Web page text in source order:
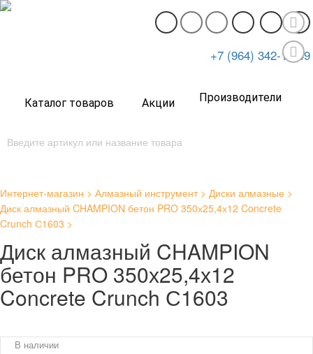
+7 (964) 342-14-49
Каталог товаров Акции Производители
Интернет-магазин Алмазный инструмент
Диски алмазные
Диск алмазный CHAMPION бетон PRO 350х25,4х12 Concrete
Crunch С1603
Диск алмазный CHAMPION
бетон PRO 350х25,4х12
Concrete Crunch С1603
В наличии